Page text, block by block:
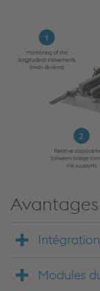
Avantages
Modules